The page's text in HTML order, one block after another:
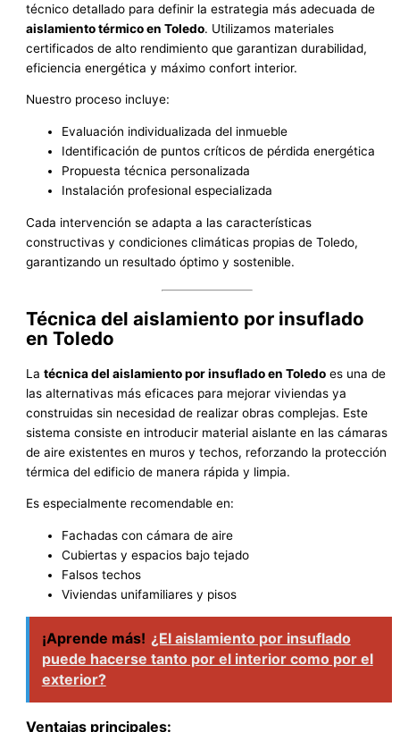
técnico detallado para definir la estrategia más adecuada de
aislamiento térmico en Toledo. Utilizamos materiales
certificados de alto rendimiento que garantizan durabilidad,
eficiencia energética y máximo confort interior.
Nuestro proceso incluye:
Evaluación individualizada del inmueble
Identificación de puntos críticos de pérdida energética
Propuesta técnica personalizada
Instalación profesional especializada
Cada intervención se adapta a las características
constructivas y condiciones climáticas propias de Toledo,
garantizando un resultado óptimo y sostenible.
Técnica del aislamiento por insuflado
en Toledo
Latécnica del aislamiento por insuflado en Toledo es una de
las alternativas más eficaces para mejorar viviendas ya
construidas sin necesidad de realizar obras complejas. Este
sistema consiste en introducir material aislante en las cámaras
de aire existentes en muros y techos, reforzando la protección
térmica del edificio de manera rápida y limpia.
Es especialmente recomendable en:
Fachadas con cámara de aire
Cubiertas y espacios bajo tejado
Falsos techos
Viviendas unifamiliares y pisos
¡Aprende más! ¿El aislamiento por insuflado
puede hacerse tanto por el interior como por el
exterior?
Ventajas principales: